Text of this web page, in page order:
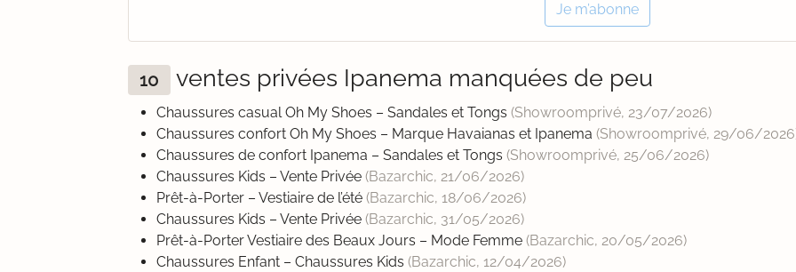
Je m’abonne
10 ventes privées Ipanema manquées de peu
Chaussures casual Oh My Shoes – Sandales et Tongs (Showroomprivé, 23/07/2026)
Chaussures confort Oh My Shoes – Marque Havaianas et Ipanema (Showroomprivé, 29/06/2026
Chaussures de confort Ipanema – Sandales et Tongs (Showroomprivé, 25/06/2026)
Chaussures Kids – Vente Privée (Bazarchic, 21/06/2026)
Prêt-à-Porter – Vestiaire de l’été (Bazarchic, 18/06/2026)
Chaussures Kids – Vente Privée (Bazarchic, 31/05/2026)
Prêt-à-Porter Vestiaire des Beaux Jours – Mode Femme (Bazarchic, 20/05/2026)
Chaussures Enfant – Chaussures Kids (Bazarchic, 12/04/2026)